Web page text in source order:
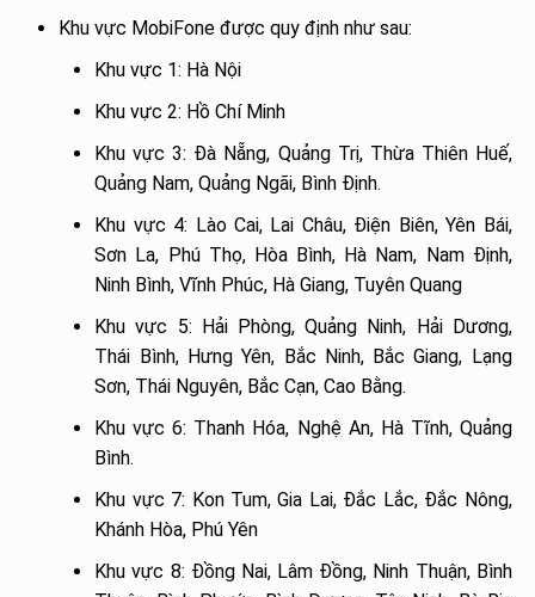
Khu vực MobiFone được quy định như sau:
Khu vực 1: Hà Nội
Khu vực 2: Hồ Chí Minh
Khu vực 3: Đà Nẵng, Quảng Trị, Thừa Thiên Huế,
Quảng Nam, Quảng Ngãi, Bình Định.
Khu vực 4: Lào Cai, Lai Châu, Điện Biên, Yên Bái,
Sơn La, Phú Thọ, Hòa Bình, Hà Nam, Nam Định,
Ninh Bình, Vĩnh Phúc, Hà Giang, Tuyên Quang
Khu vực 5: Hải Phòng, Quảng Ninh, Hải Dương,
Thái Bình, Hưng Yên, Bắc Ninh, Bắc Giang, Lạng
Sơn, Thái Nguyên, Bắc Cạn, Cao Bằng.
Khu vực 6: Thanh Hóa, Nghệ An, Hà Tĩnh, Quảng
Bình.
Khu vực 7: Kon Tum, Gia Lai, Đắc Lắc, Đắc Nông,
Khánh Hòa, Phú Yên
Khu vực 8: Đồng Nai, Lâm Đồng, Ninh Thuận, Bình